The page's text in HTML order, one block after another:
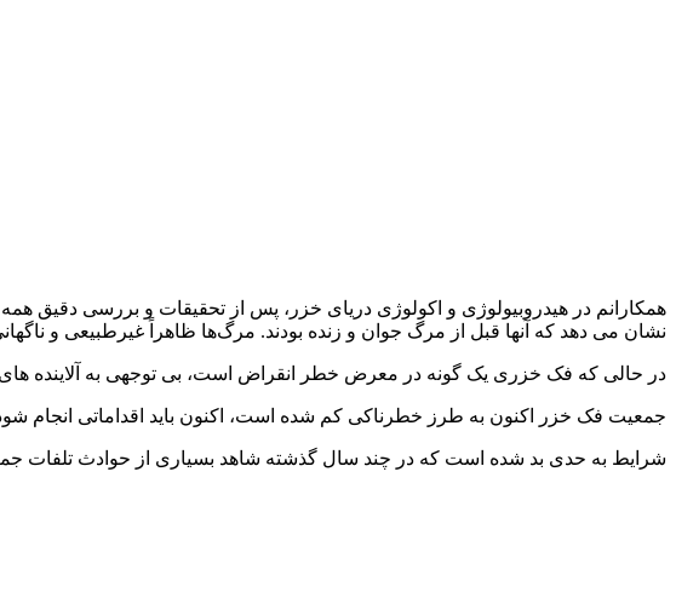
همکارانم در هیدروبیولوژی و اکولوژی دریای خزر، پس از تحقیقات و بررسی دقیق همه
نشان می دهد که آنها قبل از مرگ جوان و زنده بودند. مرگ‌ها ظاهراً غیرطبیعی و
در حالی که فک خزری یک گونه در معرض خطر انقراض است، بی توجهی به آلاینده
جمعیت فک خزر اکنون به طرز خطرناکی کم شده است، اکنون باید اقداماتی انجام شود
شرایط به حدی بد شده است که در چند سال گذشته شاهد بسیاری از حوادث تلفات